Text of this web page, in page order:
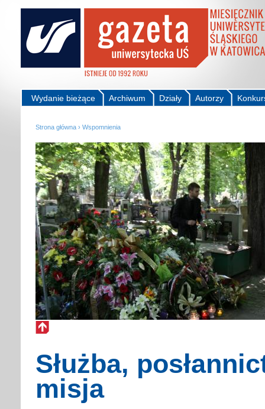
Autorzy
Działy
Archiwum
Wydanie bieżące
Strona główna › Wspomnienia
Służba,
misja